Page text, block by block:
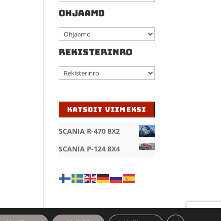
OHJAAMO
REKISTERINRO
KATSOIT VIIMEKSI
SCANIA R-470 8X2
SCANIA P-124 8X4